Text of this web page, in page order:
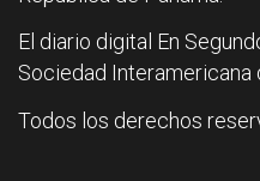
El diario digital En
Sociedad Interamericana
Todos los derechos